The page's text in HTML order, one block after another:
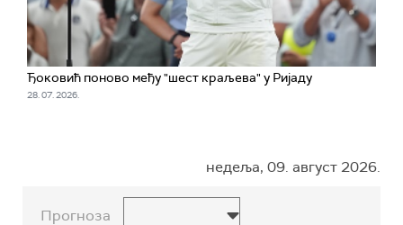
Ђоковић поново међу "шест краљева" у Ријаду
28. 07. 2026.
недеља, 09. август 2026.
Прогноза